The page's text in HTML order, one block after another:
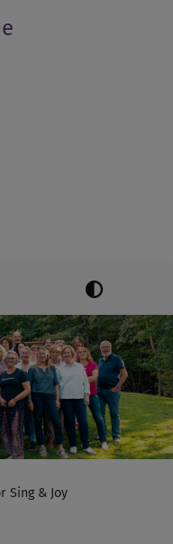
Sing & Joy